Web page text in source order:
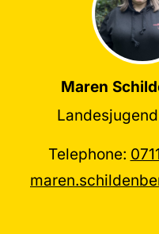
Maren
Telephone: